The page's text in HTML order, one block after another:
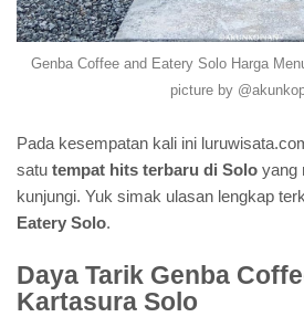
Genba Coffee and Eatery Solo Harga
picture by
Pada kesempatan kali ini
satu tempat hits terbaru di Solo yang
kunjungi. Yuk simak ulasan lengkap
Eatery Solo.
Daya Tarik Genba
Kartasura Solo